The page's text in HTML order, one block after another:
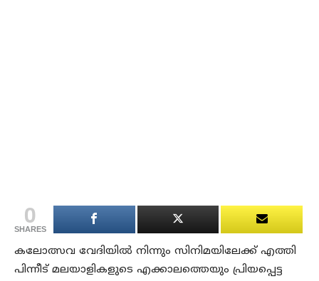
0
SHARES
കലോത്സവ വേദിയില്‍ നിന്നും സിനിമയിലേക്ക് എത്തി
പിന്നീട് മലയാളികളുടെ എക്കാലത്തെയും പ്രിയപ്പെട്ട